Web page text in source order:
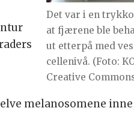
Det var i en
at fjærene ble
ut etterpå med
cellenivå. (Foto:
Creative
melanosomene